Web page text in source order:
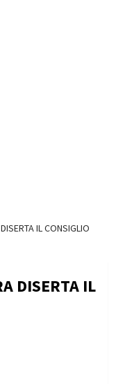
IL CONSIGLIO
DISERTA IL